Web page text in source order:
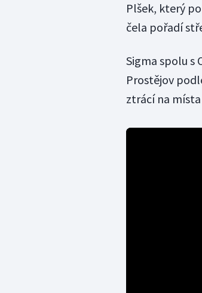
Plšek, který
čela pořadí
Sigma spolu s
Prostějov
ztrácí na